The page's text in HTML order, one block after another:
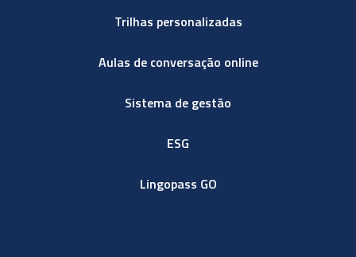
Trilhas personalizadas
Aulas de conversação online
Sistema de gestão
ESG
Lingopass GO